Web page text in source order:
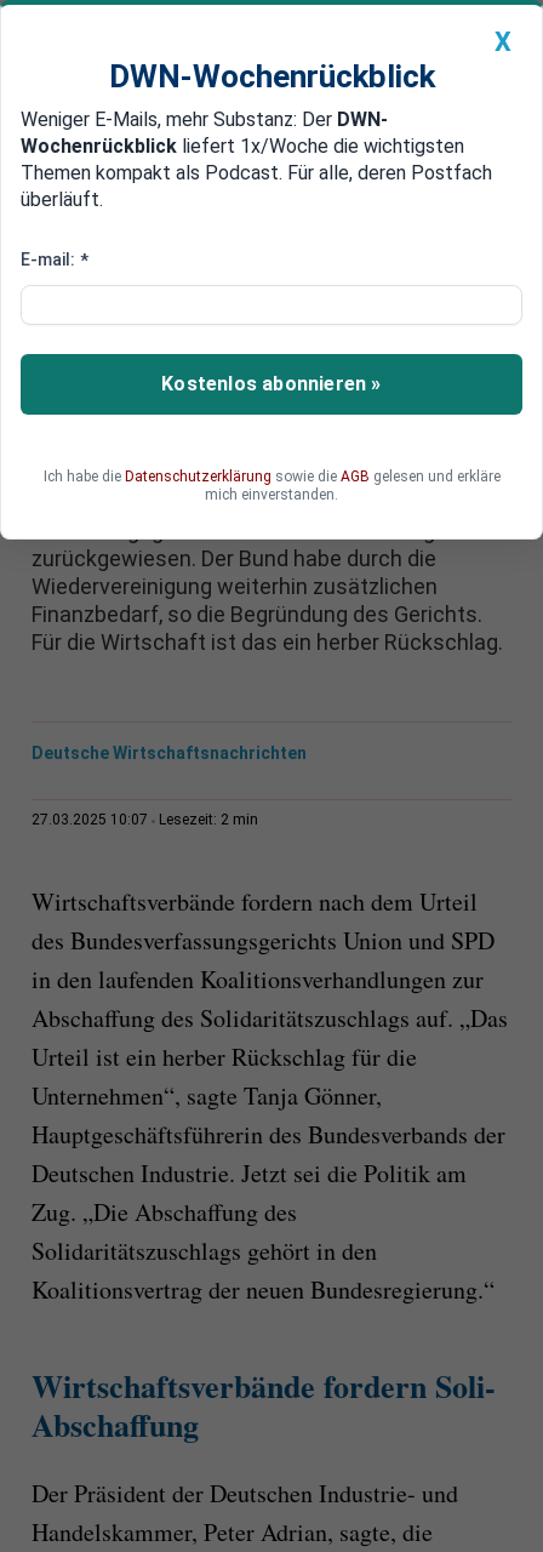
Newsticker MEIN DWN: Geldanlage Premium
Edelmetalle DWN-Magazin China
Solidaritätszuschlag
Wirtschaftsverbände und FDP-
Politiker fordern Soli-
Abschaffung
Das höchste deutsche Gericht hatte eine
Verfassungsbeschwerde von sechs FDP-
zurückgewiesen. Der Bund habe durch die
Wiedervereinigung weiterhin zusätzlichen
Finanzbedarf, so die Begründung des Gerichts.
Für die Wirtschaft ist das ein herber Rückschlag.
Deutsche Wirtschaftsnachrichten
27.03.2025 10:07 Lesezeit: 2 min
Wirtschaftsverbände fordern nach dem Urteil
des Bundesverfassungsgerichts Union und SPD
in den laufenden Koalitionsverhandlungen zur
Abschaffung des Solidaritätszuschlags auf. „Das
Urteil ist ein herber Rückschlag für die
Unternehmen“, sagte Tanja Gönner,
Hauptgeschäftsführerin des Bundesverbands der
Deutschen Industrie. Jetzt sei die Politik am
Zug. „Die Abschaffung des
Solidaritätszuschlags gehört in den
Koalitionsvertrag der neuen Bundesregierung.“
Wirtschaftsverbände fordern Soli-
Abschaffung
Der Präsident der Deutschen Industrie- und
Handelskammer, Peter Adrian, sagte, die
X
DWN-Wochenrückblick
Weniger E-Mails, mehr Substanz: Der DWN-
Wochenrückblick liefert 1x/Woche die wichtigsten
Themen kompakt als Podcast. Für alle, deren Postfach
überläuft.
E-mail: *
Kostenlos abonnieren »
Ich habe die Datenschutzerklärung sowie die AGB gelesen und erkläre
mich einverstanden.